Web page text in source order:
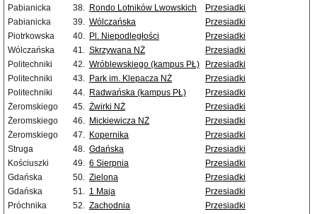
Pabianicka
38. Rondo Lotników Lwowskich
Przesiadki
Pabianicka
39. Wólczańska
Przesiadki
Piotrkowska
40. Pl. Niepodległości
Przesiadki
Wólczańska
41. Skrzywana NŻ
Przesiadki
Politechniki
42. Wróblewskiego (kampus PŁ)
Przesiadki
Politechniki
43. Park im. Klepacza NŻ
Przesiadki
Politechniki
44. Radwańska (kampus PŁ)
Przesiadki
Żeromskiego
45. Żwirki NŻ
Przesiadki
Żeromskiego
46. Mickiewicza NŻ
Przesiadki
Żeromskiego
47. Kopernika
Przesiadki
Struga
48. Gdańska
Przesiadki
Kościuszki
49. 6 Sierpnia
Przesiadki
Gdańska
50. Zielona
Przesiadki
Gdańska
51. 1 Maja
Przesiadki
Próchnika
52. Zachodnia
Przesiadki